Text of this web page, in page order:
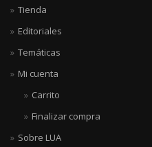
Tienda
Editoriales
Temáticas
Mi cuenta
Carrito
Finalizar compra
Sobre LUA